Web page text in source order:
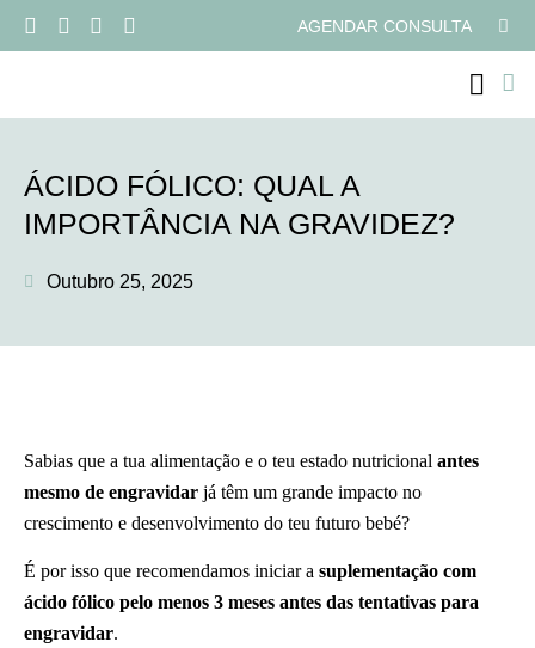
AGENDAR CONSULTA
ÁCIDO FÓLICO: QUAL A
IMPORTÂNCIA NA GRAVIDEZ?
Outubro 25, 2025
Sabias que a tua alimentação e o teu estado nutricional antes
mesmo de engravidar já têm um grande impacto no
crescimento e desenvolvimento do teu futuro bebé?
É por isso que recomendamos iniciar a suplementação com
ácido fólico pelo menos 3 meses antes das tentativas para
engravidar.